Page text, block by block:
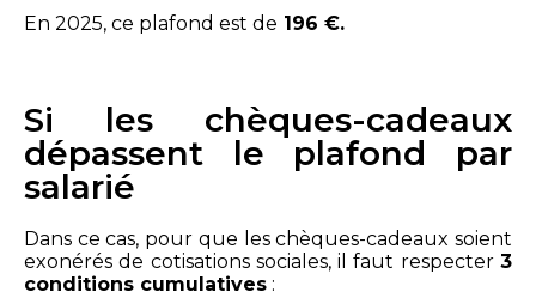
En 2025, ce plafond est de 196 €.
Si les chèques-cadeaux
dépassent le plafond par
salarié
Dans ce cas, pour que les chèques-cadeaux soient
exonérés de cotisations sociales, il faut respecter 3
conditions cumulatives :